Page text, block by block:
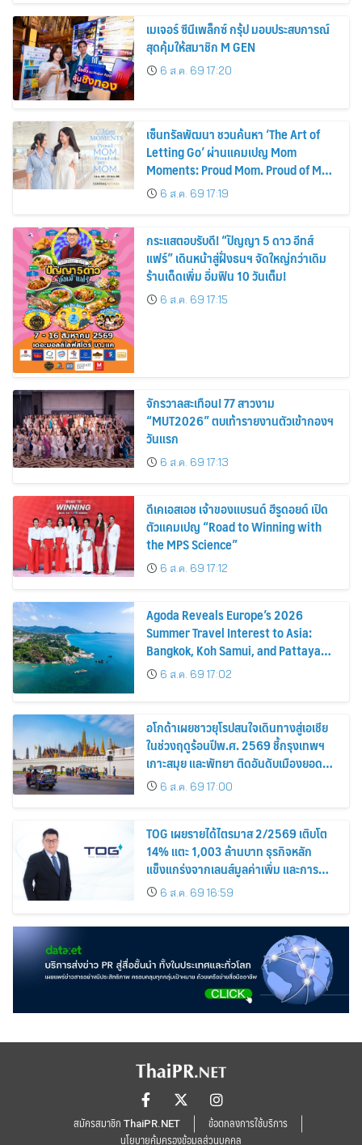
เมเจอร์ ซีนีเพล็กซ์ กรุ้ป มอบประสบการณ์
สุดคุ้มให้สมาชิก M GEN
6 ส.ค. 69 17:20
เซ็นทรัลพัฒนา ชวนค้นหา ‘The Art of
Letting Go’ ผ่านแคมเปญ Mom
Moments: Proud Mom. Proud of My
Mom.6 ส.ค. 69 17:19
กระแสตอบรับดี! “ปัญญา 5 ดาว อีทส์
แฟร์” เดินหน้าสู่ฝั่งธนฯ จัดใหญ่กว่าเดิม
ร้านเด็ดเพิ่ม อิ่มฟิน 10 วันเต็ม!
6 ส.ค. 69 17:15
จักรวาลสะเทือน! 77 สาวงาม
“MUT2026” ตบเท้ารายงานตัวเข้ากองฯ
วันแรก
6 ส.ค. 69 17:13
ดีเคเอสเอช เจ้าของแบรนด์ ฮีรูดอยด์ เปิด
ตัวแคมเปญ “Road to Winning with
the MPS Science”
6 ส.ค. 69 17:12
Agoda Reveals Europe’s 2026
Summer Travel Interest to Asia:
Bangkok, Koh Samui, and Pattaya
Among the Top Cities
6 ส.ค. 69 17:02
อโกด้าเผยชาวยุโรปสนใจเดินทางสู่เอเชีย
ในช่วงฤดูร้อนปีพ.ศ. 2569 ชี้กรุงเทพฯ
เกาะสมุย และพัทยา ติดอันดับเมืองยอด
นิยม6 ส.ค. 69 17:00
TOG เผยรายได้ไตรมาส 2/2569 เติบโต
14% แตะ 1,003 ล้านบาท ธุรกิจหลัก
แข็งแกร่งจากเลนส์มูลค่าเพิ่ม และการ
ขยายตลาดต่างประเทศ พร้อมเดินหน้า
ลงทุนเพื่อการเติบโตระยะยาว
6 ส.ค. 69 16:59
สมัครสมาชิก ThaiPR.NET
ข้อตกลงการใช้บริการ
นโยบายคุ้มครองข้อมูลส่วนบุคคล